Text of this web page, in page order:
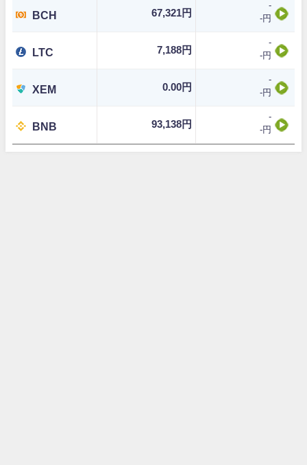
BCH 67,321円
-
-円
LTC 7,188円
-
-円
XEM 0.00円
-
-円
BNB 93,138円
-
-円